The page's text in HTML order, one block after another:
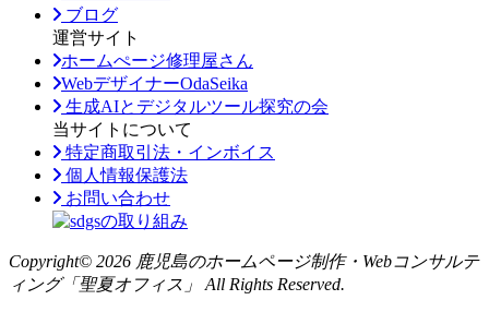
ブログ
運営サイト
ホームぺージ修理屋さん
WebデザイナーOdaSeika
生成AIとデジタルツール探究の会
当サイトについて
特定商取引法・インボイス
個人情報保護法
お問い合わせ
Copyright© 2026 鹿児島のホームページ制作・Webコンサルテ
ィング「聖夏オフィス」 All Rights Reserved.